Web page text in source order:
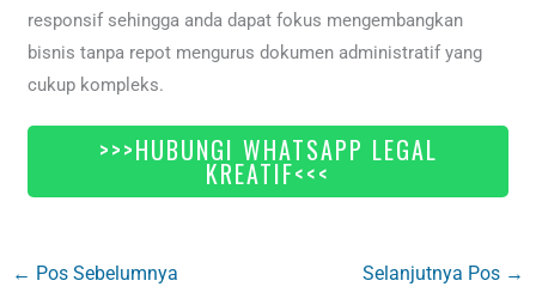
responsif sehingga anda dapat fokus mengembangkan
bisnis tanpa repot mengurus dokumen administratif yang
cukup kompleks.
>>>HUBUNGI WHATSAPP LEGAL
KREATIF<<<
← Pos Sebelumnya Selanjutnya Pos →